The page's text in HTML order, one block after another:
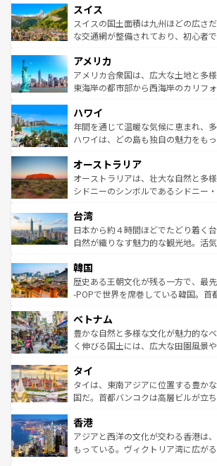
れる地方に足を運ぶとそれぞれで全
きるだろう。 なお、新着のフラン
を参照してほしい。
は、お酒好きな人にはぜひ体験してほしい。 なお
ドイツ情報はコンテンツ一覧を参照
リアごとに異なる魅力がある。また
ティー、ビール好きにはたまらない
戦など、本場だからこそできる体験
ンツ一覧を参照してほしい。
スイス
スイスの国土面積は九州ほどの広さ
な交通網が整備されており、初心者
の建物がそのまま残る町や、スイスな
博物館もあり、アルプス観光だけで
ことができる。国民の所得が高いた
ば市内交通費無料で観光を楽しむこともでき
着のスイス情報はコンテンツ一覧 を
アメリカ
アメリカ合衆国は、広大な土地と多
東海岸の都市部から西海岸のカリフ
のような巨大都市は、観光、ショッピ
ンメントが詰まった刺激的なスポッ
西部には大自然が広がり、グランド
部のニューオーリンズでは、音楽と美
文化が魅力。旅行者はアメリカの各地
しみながら、その多様性と豊かな歴
ならではの贅沢な旅のスタイルだ。 なお、新着のアメリカ
情報はコンテンツ一覧を参照してほ
ハワイ
年間を通じて温暖な気候に恵まれ、
ハワイは、どの島も独自の魅力をも
ワイ島は見逃せない。また、定番の観
島だが、静かな自然を求めるならマ
おすすめ。エメラルドグリーンに輝
れるおもてなしの心で訪れる人々を迎
人々、おいしいローカルフードやハ
ク、伝統的なフラダンスなど、すべ
ワイを、存分に味わってほしい。 なお、新着のハワイ情報
はコンテンツ一覧を参照してほしい。
オーストラリア
オーストラリアは、壮大な自然と多
シドニーのシンボルであるシドニー
リアリーフや大陸中央部にそびえるウ
ク）、タスマニアの美しい原生林や
ど、見どころがたくさん。また、カ
いる。アクティビティも充実しており
ビング、ハイキングなど、アウトド
い。オーストラリアの多彩な魅力を
参照してほしい。
台湾
日本から約４時間ほどでたどり着く
自然が織りなす魅力的な観光地。活
ン）、静ひつな山岳地帯である台湾東
と山間の静けさが共存しており、訪
驚きをもたらしてくれる。また、奥
容にもいいと評判のスイーツなど、バ
が味わえる。 なお、新着の台湾情報は
照してほしい。
韓国
歴史ある王朝文化が残る一方で、最
-POPで世界を席巻している韓国。首
き、地方に足を延ばせば四季折々の自
できる。そして、キムチや焼肉、絶
まで、さまざまな韓国料理が待って
リティに包まれながら、韓国の多彩な
わってみてほしい。 なお、新
覧を参照してほしい。
ベトナム
豊かな自然と多様な文化が魅力的な
く伸びる国土には、広大な田園風景
急速な発展と共に伝統が息づく。ハノ
ーチミン市のフランス統治時代の建
醸し出している。また、バラエティ
とつ。フォーやバインミー、ベトナム
ひ現地で味わいたい。どの地域を訪
が旅行者を迎えてくれるので、きっ
タイ
タイは、東南アジアに位置する豊か
国だ。首都バンコクは高層ビルが立
の活気が交差している。北部ではチェ
帯で自然と触れ合い、南部ではプー
いビーチでリゾート気分を楽しむこ
香港
アジアと西洋の文化が交わる香港は
もっている。ヴィクトリア湾に広が